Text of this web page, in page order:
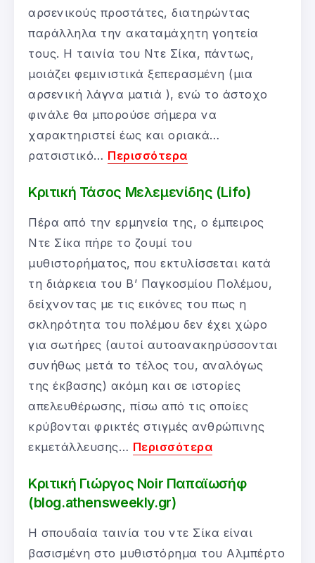
αρσενικούς προστάτες, διατηρώντας
παράλληλα την ακαταμάχητη γοητεία
τους. Η ταινία του Ντε Σίκα, πάντως,
μοιάζει φεμινιστικά ξεπερασμένη (μια
αρσενική λάγνα ματιά ), ενώ το άστοχο
φινάλε θα μπορούσε σήμερα να
χαρακτηριστεί έως και οριακά…
ρατσιστικό… Περισσότερα
Κριτική Τάσος Μελεμενίδης (Lifo)
Πέρα από την ερμηνεία της, ο έμπειρος
Ντε Σίκα πήρε το ζουμί του
μυθιστορήματος, που εκτυλίσσεται κατά
τη διάρκεια του Β’ Παγκοσμίου Πολέμου,
δείχνοντας με τις εικόνες του πως η
σκληρότητα του πολέμου δεν έχει χώρο
για σωτήρες (αυτοί αυτοανακηρύσσονται
συνήθως μετά το τέλος του, αναλόγως
της έκβασης) ακόμη και σε ιστορίες
απελευθέρωσης, πίσω από τις οποίες
κρύβονται φρικτές στιγμές ανθρώπινης
εκμετάλλευσης… Περισσότερα
Κριτική Γιώργος Noir Παπαϊωσήφ
(blog.athensweekly.gr)
Η σπουδαία ταινία του ντε Σίκα είναι
βασισμένη στο μυθιστόρημα του Αλμπέρτο